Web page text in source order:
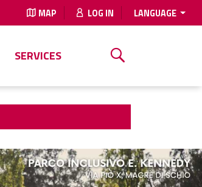
MAP LOG IN LANGUAGE
SERVICES